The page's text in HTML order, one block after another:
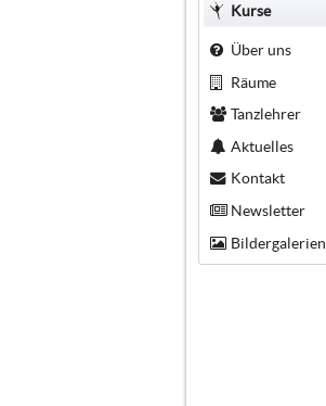
Kurse
Über uns
Räume
Tanzlehrer
Aktuelles
Kontakt
Newsletter
Bildergalerien